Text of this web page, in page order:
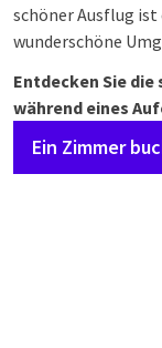
schöner Ausflug ist
wunderschöne
Entdecken Sie
während eines
Ein Zimmer